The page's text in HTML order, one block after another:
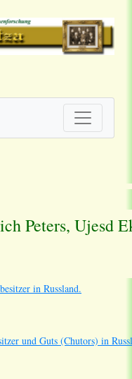
Peters, Ujesd
in Russland.
und Guts (Chutors) in